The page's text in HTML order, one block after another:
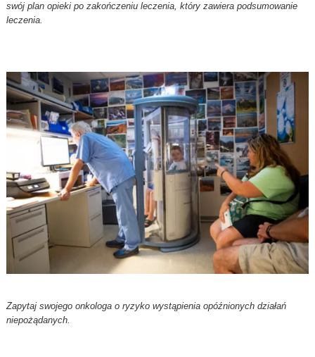
swój plan opieki po zakończeniu leczenia, który zawiera podsumowanie
leczenia.
Zapytaj swojego onkologa o ryzyko wystąpienia opóźnionych działań
niepożądanych.